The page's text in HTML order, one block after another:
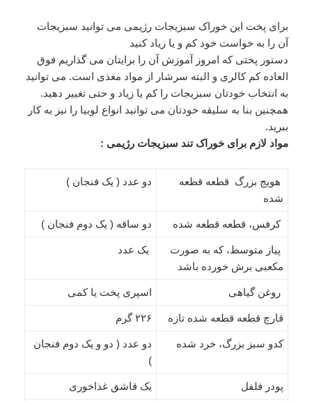
برای پخت این خوراک سبزیجات رژیمی می توانید سبزیجات
آن را به خواست خود کم و یا زیاد کنید
دستور پختی که امروز آموزش آن را برایتان می گذاریم فوق
العاده کم کالری و البته سرشار از مواد مغذی است. می توانید
به انتخاب خودتان سبزیجات را کم یا زیاد و حتی تغییر دهید.
همچنین بنا به سلیقه خودتان می توانید انواع لوبیا را نیز به کار
ببرید.
مواد لازم برای خوراک تند سبزیجات رژیمی :
هویج بزرگ قطعه قطعه
شده
دو عدد ( یک فنجان )
کرفس، قطعه قطعه شده دو ساقه ( یک دوم فنجان )
پیاز متوسط، که به صورت
مکعبی برش خورده باشد
یک عدد
روغن گیاهی اسپری پخت یا کمی
قارچ قطعه قطعه شده تازه ۲۲۶ گرم
کدو سبز بزرگ، خرد شده
دو عدد ( دو و یک دوم فنجان
)
پودر فلفل یک قاشق غذاخوری